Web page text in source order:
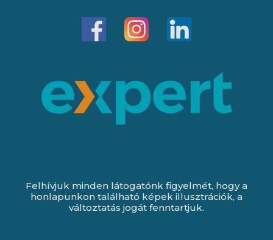
Felhívjuk minden látogatónk figyelmét, hogy a
honlapunkon található képek illusztrációk, a
változtatás jogát fenntartjuk.